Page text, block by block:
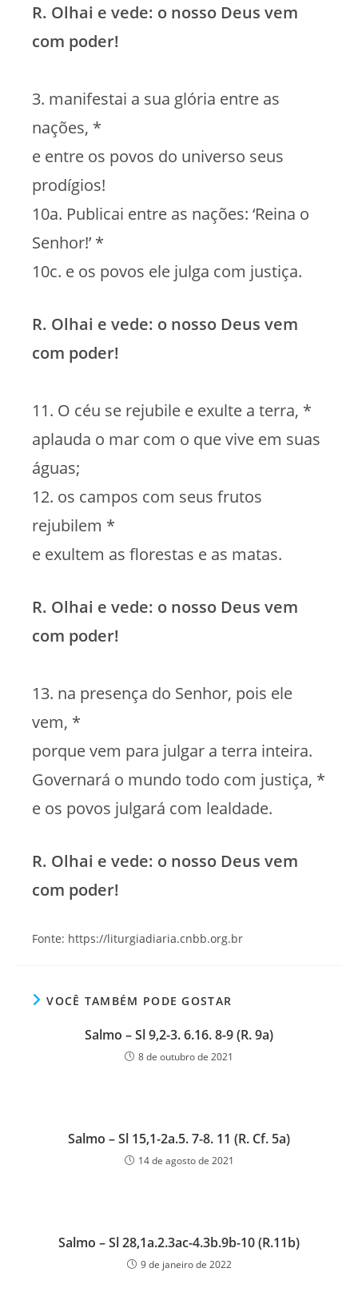
R. Olhai e vede: o nosso Deus vem
com poder!
3. manifestai a sua glória entre as
nações, *
e entre os povos do universo seus
prodígios!
10a. Publicai entre as nações: ‘Reina o
Senhor!’ *
10c. e os povos ele julga com justiça.
R. Olhai e vede: o nosso Deus vem
com poder!
11. O céu se rejubile e exulte a terra, *
aplauda o mar com o que vive em suas
águas;
12. os campos com seus frutos
rejubilem *
e exultem as florestas e as matas.
R. Olhai e vede: o nosso Deus vem
com poder!
13. na presença do Senhor, pois ele
vem, *
porque vem para julgar a terra inteira.
Governará o mundo todo com justiça, *
e os povos julgará com lealdade.
R. Olhai e vede: o nosso Deus vem
com poder!
Fonte: https://liturgiadiaria.cnbb.org.br
VOCÊ TAMBÉM PODE GOSTAR
Salmo – Sl 9,2-3. 6.16. 8-9 (R. 9a)
8 de outubro de 2021
Salmo – Sl 15,1-2a.5. 7-8. 11 (R. Cf. 5a)
14 de agosto de 2021
Salmo – Sl 28,1a.2.3ac-4.3b.9b-10 (R.11b)
9 de janeiro de 2022